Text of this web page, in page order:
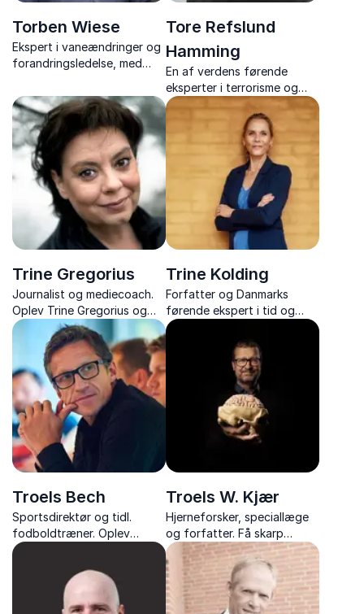
Torben Wiese
Ekspert i vaneændringer og
forandringsledelse, med
nærvær og værktøjer til et
mere handlekraftigt
arbejdsliv.
Tore Refslund
Hamming
En af verdens førende
eksperter i terrorisme og
radikalisering. Han giver et
unikt indblik i ekstremisme
og kontraterror.
Trine Gregorius
Journalist og mediecoach.
Oplev Trine Gregorius og
hendes underholdende og
skarpe foredrag om
kommunikation, køn og
personlig udvikling – altid
med humor og kant.
Trine Kolding
Forfatter og Danmarks
førende ekspert i tid og
effektivitet. Trine Kolding
giver jer nøglerne til fokus,
balance og bedre
planlægning i hverdagen.
Troels Bech
Sportsdirektør og tidl.
fodboldtræner. Oplev
hvordan man skaber en
erhvervslivet med
inspiration fra sportens
Troels W. Kjær
Hjerneforsker, speciallæge
og forfatter. Få skarp
indsigt i hjernens potentiale
og hvordan vi styrker den
gennem mental træning.